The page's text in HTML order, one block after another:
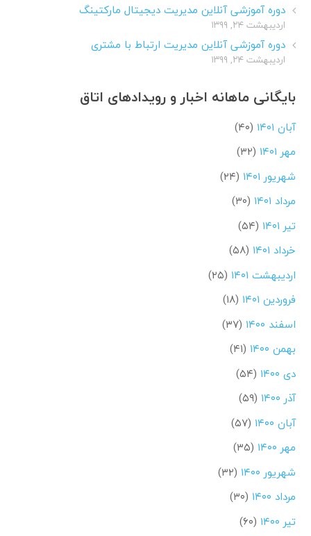
دوره آموزشی آنلاین مدیریت دیجیتال مارکتینگ
اردیبهشت ۲۴, ۱۳۹۹
دوره آموزشی آنلاین مدیریت ارتباط با مشتری
اردیبهشت ۲۴, ۱۳۹۹
بایگانی ماهانه اخبار و رویدادهای اتاق
آبان ۱۴۰۱
(۴۰)
مهر ۱۴۰۱
(۳۲)
شهریور ۱۴۰۱
(۲۴)
مرداد ۱۴۰۱
(۳۰)
تیر ۱۴۰۱
(۵۴)
خرداد ۱۴۰۱
(۵۸)
اردیبهشت ۱۴۰۱
(۲۵)
فروردین ۱۴۰۱
(۱۸)
اسفند ۱۴۰۰
(۳۷)
بهمن ۱۴۰۰
(۴۱)
دی ۱۴۰۰
(۵۴)
آذر ۱۴۰۰
(۵۹)
آبان ۱۴۰۰
(۵۷)
مهر ۱۴۰۰
(۳۵)
شهریور ۱۴۰۰
(۳۲)
مرداد ۱۴۰۰
(۳۰)
تیر ۱۴۰۰
(۶۰)